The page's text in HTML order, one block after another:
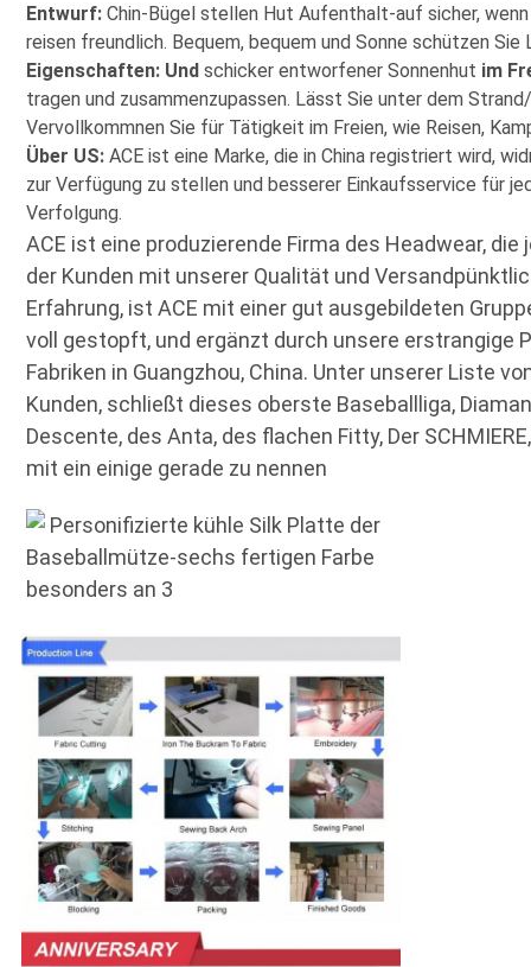
Entwurf: Chin-Bügel stellen Hut Aufenthalt-auf sicher,
reisen freundlich. Bequem, bequem und Sonne schützen
Eigenschaften: Und schicker entworfener Sonnenhut im
tragen und zusammenzupassen. Lässt Sie unter dem
Vervollkommnen Sie für Tätigkeit im Freien, wie Reisen,
Über US: ACE ist eine Marke, die in China registriert wird,
zur Verfügung zu stellen und besserer Einkaufsservice für
Verfolgung.
ACE ist eine produzierende Firma des Headwear,
der Kunden mit unserer Qualität und
Erfahrung, ist ACE mit einer gut ausgebildeten
voll gestopft, und ergänzt durch unsere erstrangige
Fabriken in Guangzhou, China. Unter unserer Liste
Kunden, schließt dieses oberste Baseballliga,
Descente, des Anta, des flachen Fitty, Der
mit ein einige gerade zu nennen